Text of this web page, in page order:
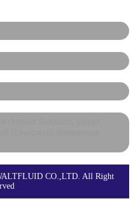
CO.,LTD. All Right